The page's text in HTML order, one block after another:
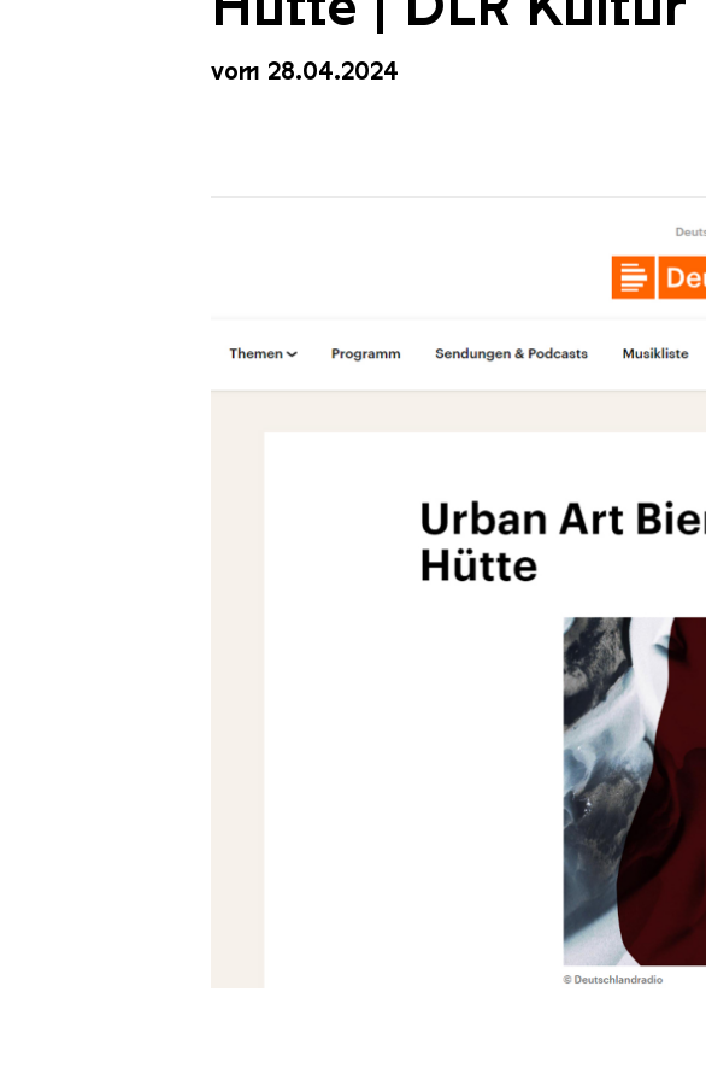
vom 28.04.2024